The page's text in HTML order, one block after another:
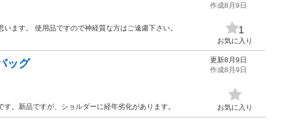
ます。 使用品ですので神経質な方はご遠慮下さい。
作成8月9日
1
お気に入り
ッグ
。新品ですが、ショルダーに経年劣化があります。
更新8月9日
作成8月9日
お気に入り